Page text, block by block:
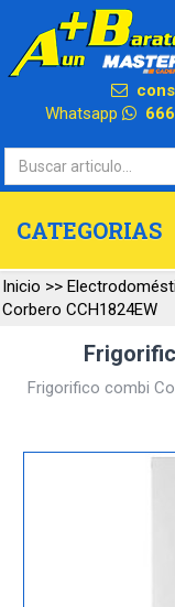
Whatsapp
CATEGORIAS
Inicio >>
Corbero CCH1824EW
Frigorifico combi